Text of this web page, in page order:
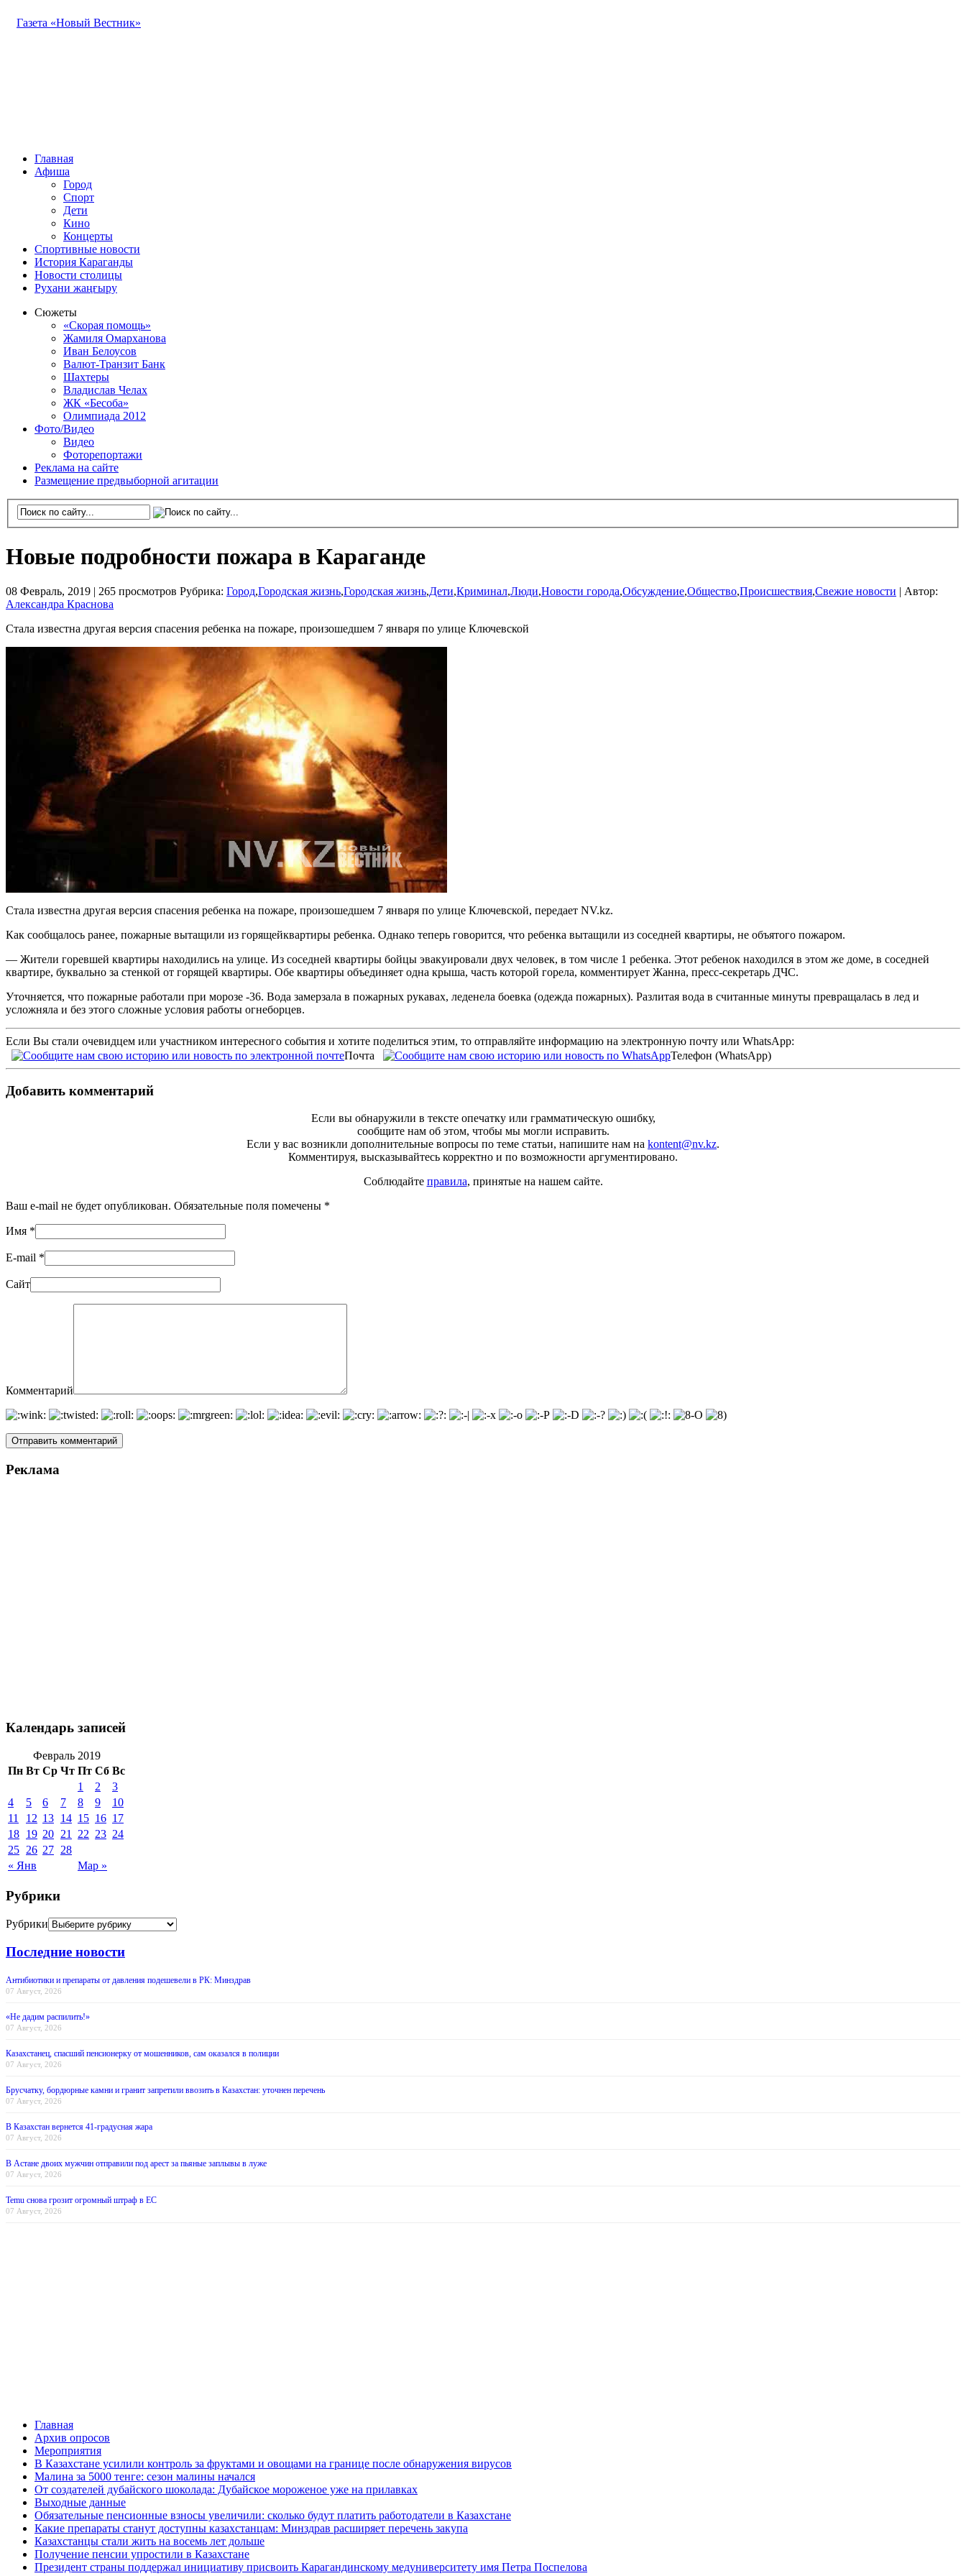
Газета «Новый Вестник»
Главная
Афиша
Город
Спорт
Дети
Кино
Концерты
Спортивные новости
История Караганды
Новости столицы
Рухани жаңғыру
Сюжеты
«Скорая помощь»
Жамиля Омарханова
Иван Белоусов
Валют-Транзит Банк
Шахтеры
Владислав Челах
ЖК «Бесоба»
Олимпиада 2012
Фото/Видео
Видео
Фоторепортажи
Реклама на сайте
Размещение предвыборной агитации
Новые подробности пожара в Караганде
08 Февраль, 2019 | 265 просмотров Рубрика: Город,Городская жизнь,Городская жизнь,Дети,Криминал,Люди,Новости города,Обсуждение,Общество,Происшествия,Свежие новости
Автор:
Александра Краснова
Стала известна другая версия спасения ребенка на пожаре, произошедшем 7 января по улице Ключевской
Стала известна другая версия спасения ребенка на пожаре, произошедшем 7 января по улице Ключевской, передает NV.kz.
Как сообщалось ранее, пожарные вытащили из горящейквартиры ребенка. Однако теперь говорится, что ребенка вытащили из соседней квартиры, не объятого пожаром.
— Жители горевшей квартиры находились на улице. Из соседней квартиры бойцы эвакуировали двух человек, в том числе 1 ребенка. Этот ребенок находился в этом же доме, в соседней
квартире, буквально за стенкой от горящей квартиры. Обе квартиры объединяет одна крыша, часть которой горела, комментирует Жанна, пресс-секретарь ДЧС.
Уточняется, что пожарные работали при морозе -36. Вода замерзала в пожарных рукавах, леденела боевка (одежда пожарных). Разлитая вода в считанные минуты превращалась в лед и
усложняла и без этого сложные условия работы огнеборцев.
Если Вы стали очевидцем или участником интересного события и хотите поделиться этим, то отправляйте информацию на электронную почту или WhatsApp:
Почта
Телефон (WhatsApp)
Добавить комментарий
Если вы обнаружили в тексте опечатку или грамматическую ошибку,
сообщите нам об этом, чтобы мы могли исправить.
Если у вас возникли дополнительные вопросы по теме статьи, напишите нам на kontent@nv.kz.
Комментируя, высказывайтесь корректно и по возможности аргументировано.
Соблюдайте правила, принятые на нашем сайте.
Ваш e-mail не будет опубликован. Обязательные поля помечены *
Имя *
E-mail *
Сайт
Комментарий
Реклама
Календарь записей
Февраль 2019
Пн Вт Ср Чт Пт Сб Вс
« Янв Мар »
1 2
3
4
5 6 7 8 9
10
11
12 13 14 15 16 17
18 19 20 21 22 23 24
25 26 27 28
Рубрики
Рубрики
Последние новости
Антибиотики и препараты от давления подешевели в РК: Минздрав
07 Август, 2026
«Не дадим распилить!»
07 Август, 2026
Казахстанец, спасший пенсионерку от мошенников, сам оказался в полиции
07 Август, 2026
Брусчатку, бордюрные камни и гранит запретили ввозить в Казахстан: уточнен перечень
07 Август, 2026
В Казахстан вернется 41-градусная жара
07 Август, 2026
В Астане двоих мужчин отправили под арест за пьяные заплывы в луже
07 Август, 2026
Temu снова грозит огромный штраф в ЕС
07 Август, 2026
Главная
Архив опросов
Мероприятия
В Казахстане усилили контроль за фруктами и овощами на границе после обнаружения вирусов
Малина за 5000 тенге: сезон малины начался
От создателей дубайского шоколада: Дубайское мороженое уже на прилавках
Выходные данные
Обязательные пенсионные взносы увеличили: сколько будут платить работодатели в Казахстане
Какие препараты станут доступны казахстанцам: Минздрав расширяет перечень закупа
Казахстанцы стали жить на восемь лет дольше
Получение пенсии упростили в Казахстане
Президент страны поддержал инициативу присвоить Карагандинскому медуниверситету имя Петра Поспелова